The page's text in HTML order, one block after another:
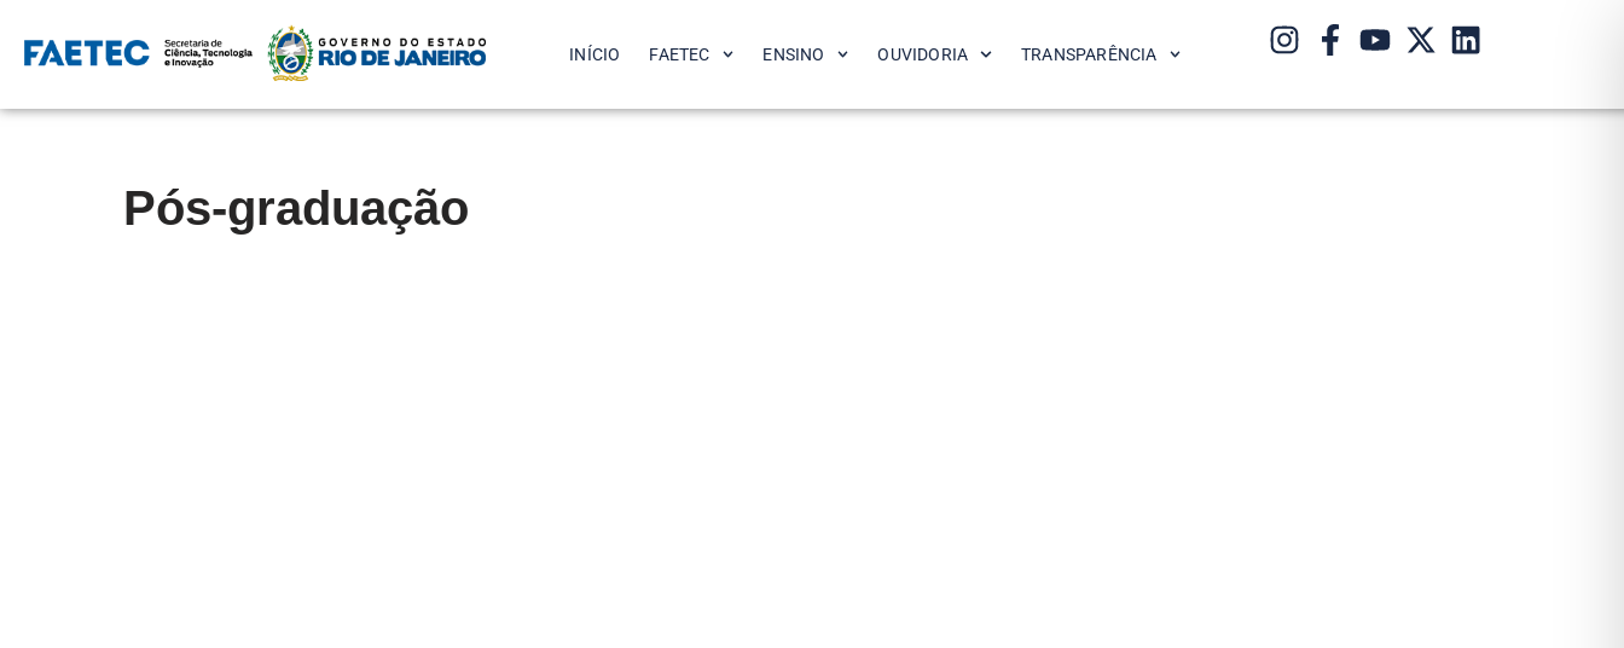
Pular
INÍCIO FAETEC ENSINO OUVIDORIA TRANSPARÊNCIA
Pós-graduação